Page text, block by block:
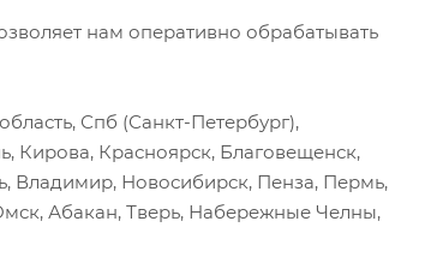
нам оперативно обрабатывать
Спб (Санкт-Петербург),
Кирова, Красноярск, Благовещенск,
Владимир, Новосибирск, Пенза, Пермь,
Абакан, Тверь, Набережные Челны,